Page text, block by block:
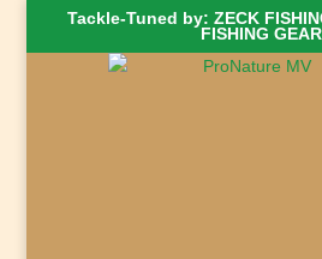
Tackle-Tuned by: ZECK
FISHING GEAR